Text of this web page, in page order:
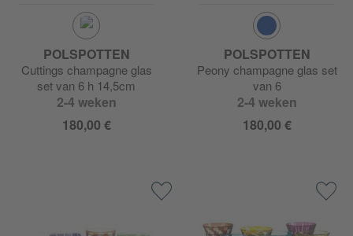
POLSPOTTEN
Cuttings champagne glas
set van 6 h 14,5cm
2-4 weken
180,00 €
POLSPOTTEN
Peony champagne glas set
van 6
2-4 weken
180,00 €